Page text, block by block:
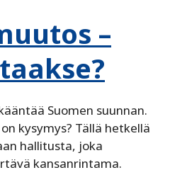
–
Suomen suunnan.
kysymys? Tällä hetkellä
hallitusta, joka
kansanrintama.